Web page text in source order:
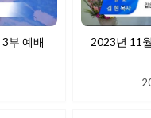
부 예배 2023년 11